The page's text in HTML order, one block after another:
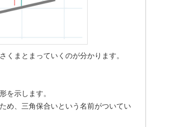
くまとまっていくのが分かります。
を示します。
め、三角保合いという名前がついてい